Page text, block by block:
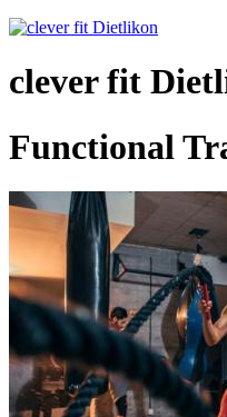
clever fit
Functional